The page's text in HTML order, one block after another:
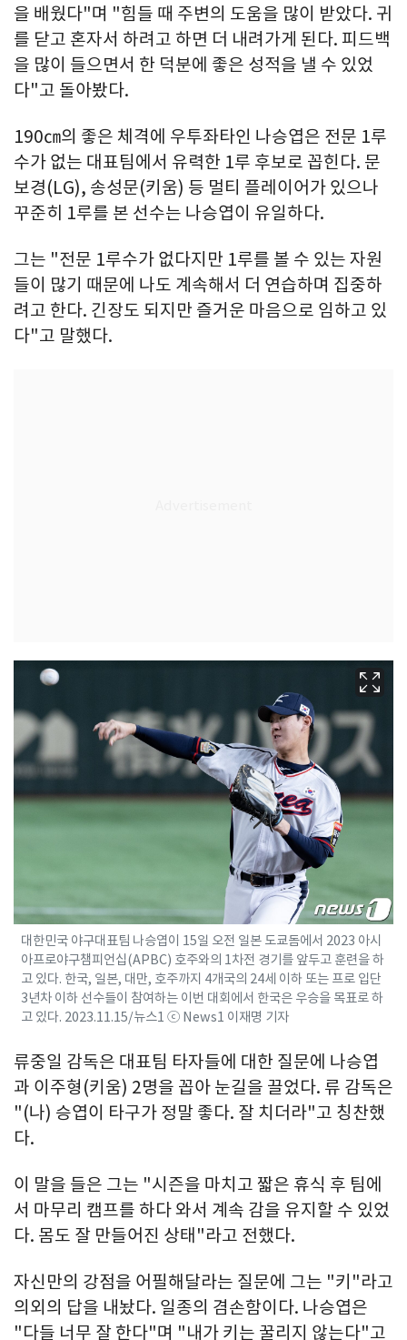
을 배웠다"며 "힘들 때 주변의 도움을 많이 받았다. 귀
를 닫고 혼자서 하려고 하면 더 내려가게 된다. 피드백
을 많이 들으면서 한 덕분에 좋은 성적을 낼 수 있었
다"고 돌아봤다.
190㎝의 좋은 체격에 우투좌타인 나승엽은 전문 1루
수가 없는 대표팀에서 유력한 1루 후보로 꼽힌다. 문
보경(LG), 송성문(키움) 등 멀티 플레이어가 있으나
꾸준히 1루를 본 선수는 나승엽이 유일하다.
그는 "전문 1루수가 없다지만 1루를 볼 수 있는 자원
들이 많기 때문에 나도 계속해서 더 연습하며 집중하
려고 한다. 긴장도 되지만 즐거운 마음으로 임하고 있
다"고 말했다.
대한민국 야구대표팀 나승엽이 15일 오전 일본 도쿄돔에서 2023 아시
아프로야구챔피언십(APBC) 호주와의 1차전 경기를 앞두고 훈련을 하
고 있다. 한국, 일본, 대만, 호주까지 4개국의 24세 이하 또는 프로 입단
3년차 이하 선수들이 참여하는 이번 대회에서 한국은 우승을 목표로 하
고 있다. 2023.11.15/뉴스1 ⓒ News1 이재명 기자
류중일 감독은 대표팀 타자들에 대한 질문에 나승엽
과 이주형(키움) 2명을 꼽아 눈길을 끌었다. 류 감독은
"(나) 승엽이 타구가 정말 좋다. 잘 치더라"고 칭찬했
다.
이 말을 들은 그는 "시즌을 마치고 짧은 휴식 후 팀에
서 마무리 캠프를 하다 와서 계속 감을 유지할 수 있었
다. 몸도 잘 만들어진 상태"라고 전했다.
자신만의 강점을 어필해달라는 질문에 그는 "키"라고
의외의 답을 내놨다. 일종의 겸손함이다. 나승엽은
"다들 너무 잘 한다"며 "내가 키는 꿀리지 않는다"고